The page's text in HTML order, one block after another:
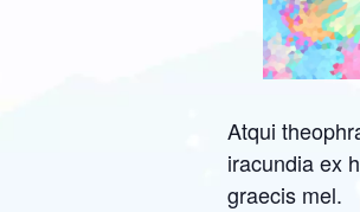
Atqui
iracundia ex
graecis mel.